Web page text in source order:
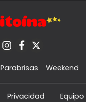
Parabrisas Weekend
Privacidad Equipo